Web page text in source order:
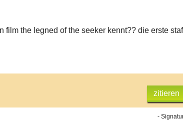
film the legned of the seeker kennt?? die erste
zitieren
-